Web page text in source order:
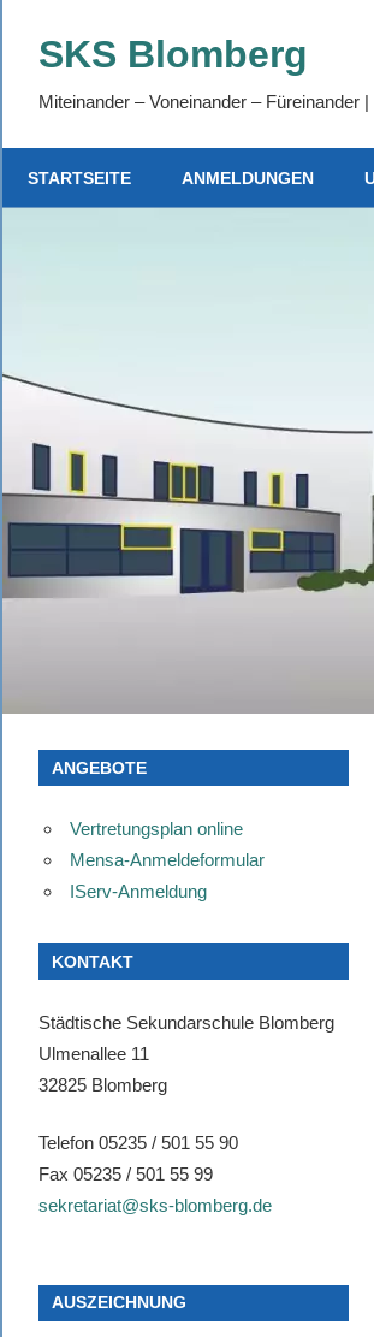
InhaltSKS Blomberg
Miteinander – Voneinander – Füreinander
STARTSEITE ANMELDUNGEN
ANGEBOTE
Vertretungsplan online
Mensa-Anmeldeformular
IServ-Anmeldung
KONTAKT
Städtische Sekundarschule Blomberg
Ulmenallee 11
32825 Blomberg
Telefon 05235 / 501 55 90
Fax 05235 / 501 55 99
sekretariat@sks-blomberg.de
AUSZEICHNUNG